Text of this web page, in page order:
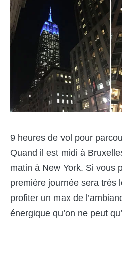
9 heures de vol pour
Quand il est midi à
matin à New York. Si vous
première journée sera très
profiter un max de
énergique qu’on ne peut